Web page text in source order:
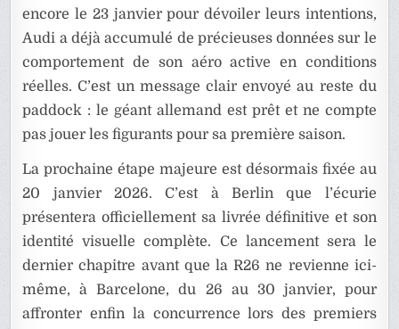
encore le 23 janvier pour dévoiler leurs intentions,
Audi a déjà accumulé de précieuses données sur le
comportement de son aéro active en conditions
réelles. C’est un message clair envoyé au reste du
paddock : le géant allemand est prêt et ne compte
pas jouer les figurants pour sa première saison.
La prochaine étape majeure est désormais fixée au
20 janvier 2026. C’est à Berlin que l’écurie
présentera officiellement sa livrée définitive et son
identité visuelle complète. Ce lancement sera le
dernier chapitre avant que la R26 ne revienne ici-
même, à Barcelone, du 26 au 30 janvier, pour
affronter enfin la concurrence lors des premiers